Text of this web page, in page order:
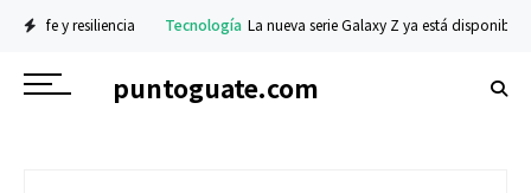
fe y resiliencia Tecnología La nueva serie Galaxy Z ya está disponible en
puntoguate.com